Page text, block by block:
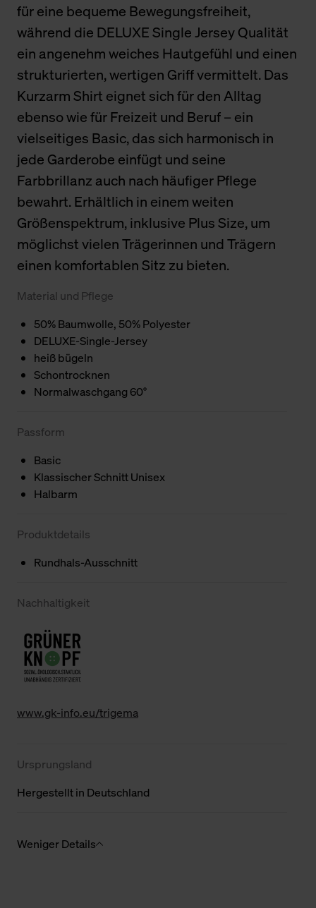
für eine bequeme Bewegungsfreiheit,
während die DELUXE Single Jersey Qualität
ein angenehm weiches Hautgefühl und einen
strukturierten, wertigen Griff vermittelt. Das
Kurzarm Shirt eignet sich für den Alltag
ebenso wie für Freizeit und Beruf – ein
vielseitiges Basic, das sich harmonisch in
jede Garderobe einfügt und seine
Farbbrillanz auch nach häufiger Pflege
bewahrt. Erhältlich in einem weiten
Größenspektrum, inklusive Plus Size, um
möglichst vielen Trägerinnen und Trägern
einen komfortablen Sitz zu bieten.
Material und Pflege
50% Baumwolle, 50% Polyester
DELUXE-Single-Jersey
heiß bügeln
Schontrocknen
Normalwaschgang 60°
Passform
Basic
Klassischer Schnitt Unisex
Halbarm
Produktdetails
Rundhals-Ausschnitt
Nachhaltigkeit
www.gk-info.eu/trigema
Ursprungsland
Hergestellt in Deutschland
Weniger Details